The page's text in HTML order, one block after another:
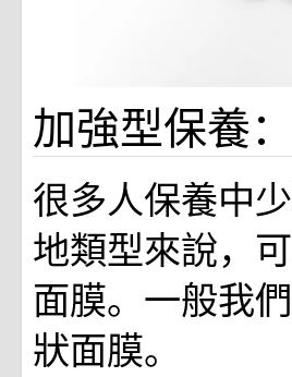
加強型保養
很多人保養中
地類型來說，
面膜。一般我
狀面膜。